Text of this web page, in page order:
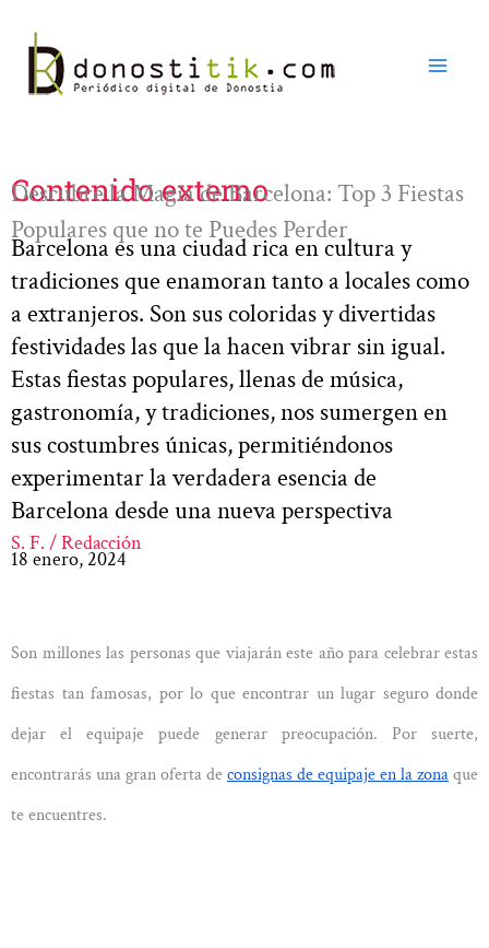
contenido
Contenido externo
Descubre la Magia de Barcelona: Top 3 Fiestas
Populares que no te Puedes Perder
Barcelona es una ciudad rica en cultura y
tradiciones que enamoran tanto a locales como
a extranjeros. Son sus coloridas y divertidas
festividades las que la hacen vibrar sin igual.
Estas fiestas populares, llenas de música,
gastronomía, y tradiciones, nos sumergen en
sus costumbres únicas, permitiéndonos
experimentar la verdadera esencia de
Barcelona desde una nueva perspectiva
S. F. / Redacción
18 enero, 2024
Son millones las personas que viajarán este año para celebrar estas
fiestas tan famosas, por lo que encontrar un lugar seguro donde
dejar el equipaje puede generar preocupación. Por suerte,
encontrarás una gran oferta deconsignas de equipaje en la zonaque
te encuentres.